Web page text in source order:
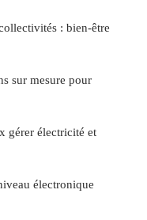
: bien-être
sur mesure pour
gérer électricité et
électronique